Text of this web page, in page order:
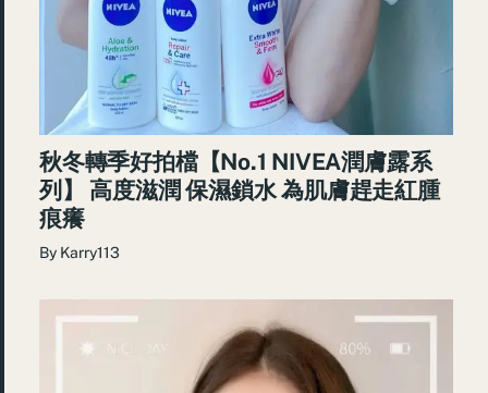
秋冬轉季好拍檔【No.1 NIVEA潤膚露系
列】 高度滋潤 保濕鎖水 為肌膚趕走紅腫
痕癢
By Karry113